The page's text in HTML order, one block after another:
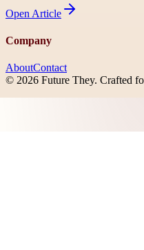
Open Article
Company
AboutContact
© 2026 Future They. Crafted